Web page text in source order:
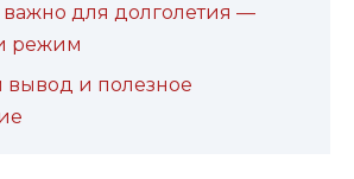
для долголетия —
режим
вывод и полезное